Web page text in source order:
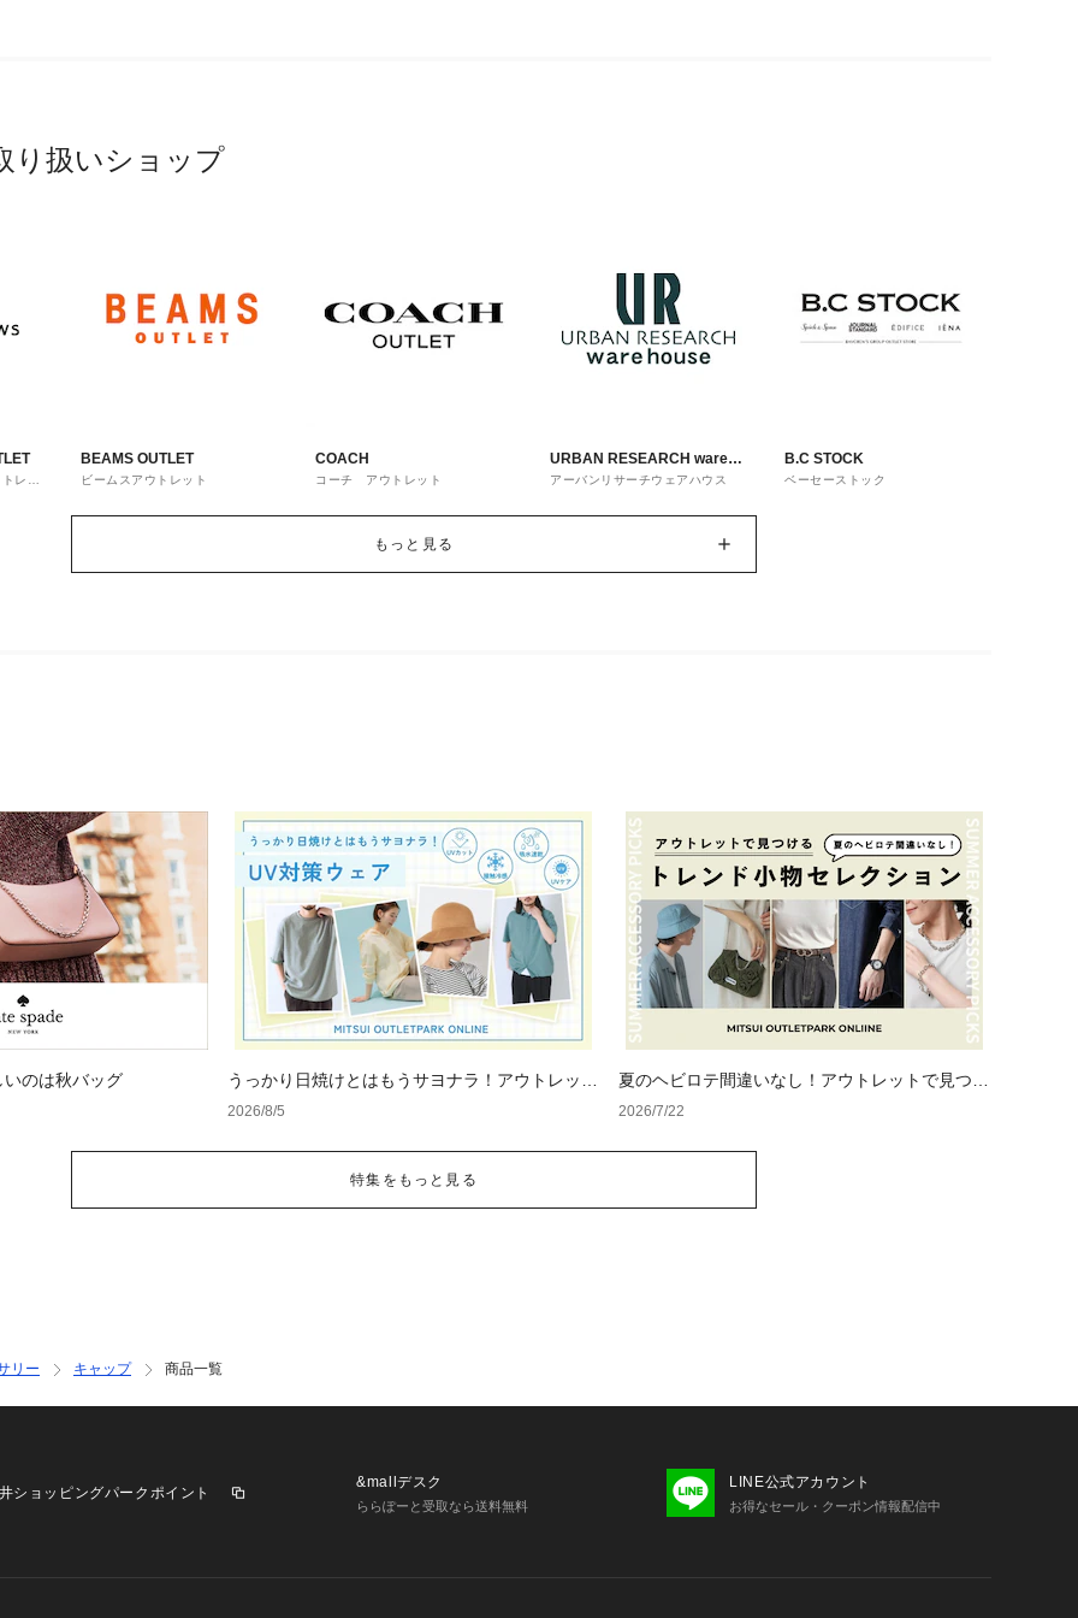
り扱いショップ
レッ
BEAMS OUTLET
ビームスアウトレット
COACH
コーチ アウトレット
URBAN RESEARCH ware
house
アーバンリサーチウェアハウス
B.C STOCK
ベーセーストック
もっと見る
のは秋バッグ
うっかり日焼けとはもうサヨナラ！アウトレット
で見つけるUV対策ウェア
2026/8/5
夏のヘビロテ間違いなし！アウトレットで見つけ
るトレンド小物セレクション
2026/7/22
特集をもっと見る
リー キャップ 商品一覧
ショッピングパークポイント
&mallデスク
ららぽーと受取なら送料無料
LINE公式アカウント
お得なセール・クーポン情報配信中